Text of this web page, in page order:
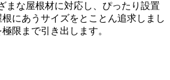
まな屋根材に対応し、ぴったり設置
にあうサイズをとことん追求しまし
限まで引き出します。